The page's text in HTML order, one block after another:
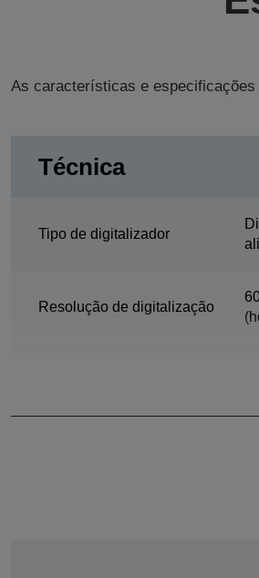
As características e
Técnica
Tipo de digitalizador
Resolução de digitalização